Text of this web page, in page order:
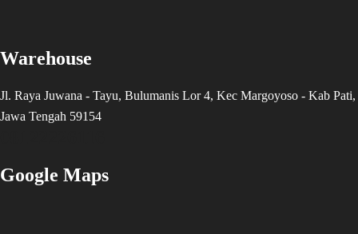
Warehouse
Jl. Raya Juwana - Tayu, Bulumanis Lor 4, Kec Margoyoso - Kab Pati,
Jawa Tengah 59154
Google Maps